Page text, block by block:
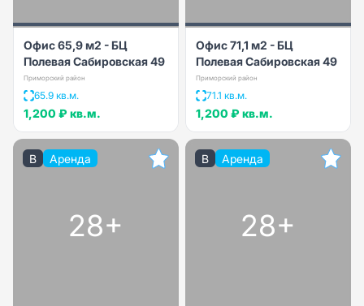
Офис 65,9 м2 - БЦ
Полевая Сабировская 49
Приморский район
65.9 кв.м.
1,200 ₽ кв.м.
Офис 71,1 м2 - БЦ
Полевая Сабировская 49
Приморский район
71.1 кв.м.
1,200 ₽ кв.м.
B Аренда
28+
B Аренда
28+